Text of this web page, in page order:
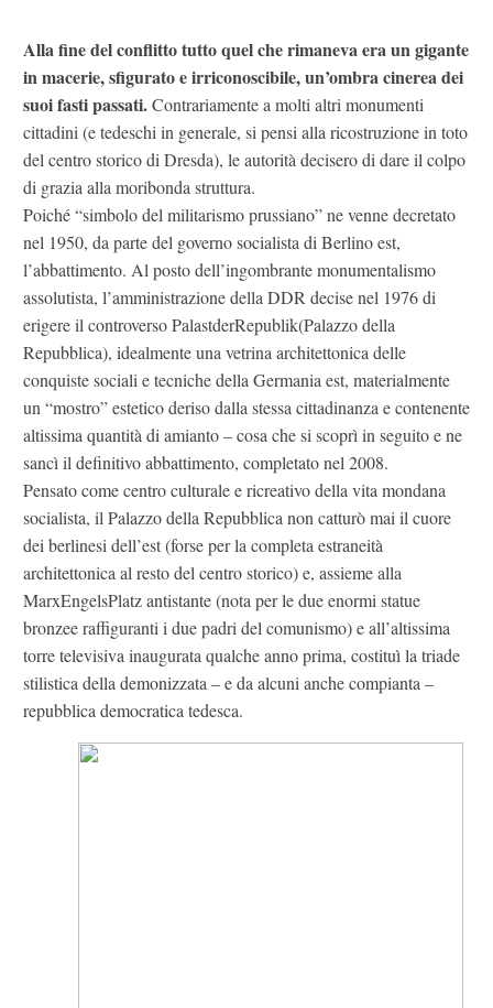
Alla fine del conflitto tutto quel che rimaneva era un gigante
in macerie, sfigurato e irriconoscibile, un’ombra cinerea dei
suoi fasti passati.Contrariamente a molti altri monumenti
cittadini (e tedeschi in generale, si pensi alla ricostruzione in toto
del centro storico di Dresda), le autorità decisero di dare il colpo
di grazia alla moribonda struttura.
Poiché “simbolo del militarismo prussiano” ne venne decretato
nel 1950, da parte del governo socialista di Berlino est,
l’abbattimento. Al posto dell’ingombrante monumentalismo
assolutista, l’amministrazione della DDR decise nel 1976 di
erigere il controverso PalastderRepublik(Palazzo della
Repubblica), idealmente una vetrina architettonica delle
conquiste sociali e tecniche della Germania est, materialmente
un “mostro” estetico deriso dalla stessa cittadinanza e contenente
altissima quantità di amianto – cosa che si scoprì in seguito e ne
sancì il definitivo abbattimento, completato nel 2008.
Pensato come centro culturale e ricreativo della vita mondana
socialista, il Palazzo della Repubblica non catturò mai il cuore
dei berlinesi dell’est (forse per la completa estraneità
architettonica al resto del centro storico) e, assieme alla
MarxEngelsPlatz antistante (nota per le due enormi statue
bronzee raffiguranti i due padri del comunismo) e all’altissima
torre televisiva inaugurata qualche anno prima, costituì la triade
stilistica della demonizzata – e da alcuni anche compianta –
repubblica democratica tedesca.